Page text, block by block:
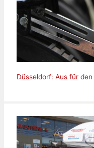
Düsseldorf: Aus für